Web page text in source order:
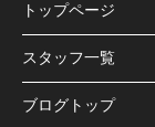
トップページ
スタッフ一覧
ブログトップ